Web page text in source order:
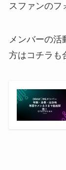
スファンのフ
メンバーの活
方はコチラも